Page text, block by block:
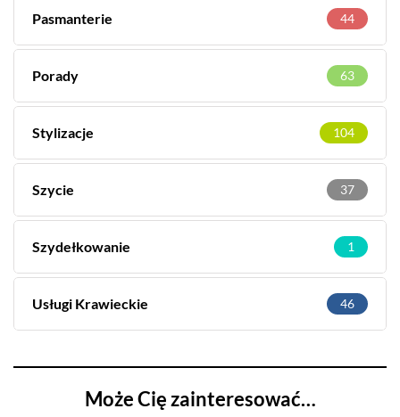
Pasmanterie 44
Porady 63
Stylizacje 104
Szycie 37
Szydełkowanie 1
Usługi Krawieckie 46
Może Cię zainteresować…